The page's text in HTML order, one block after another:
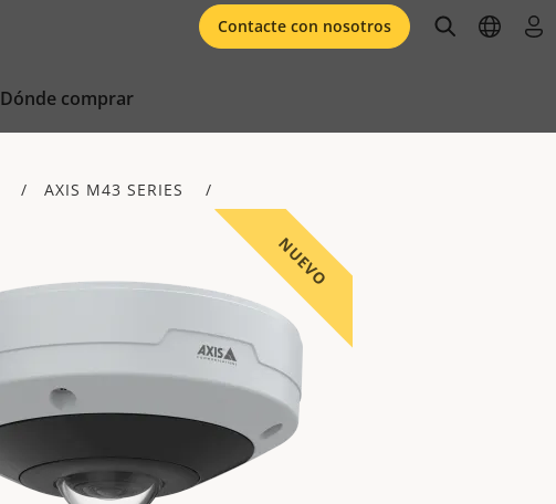
Dónde comprar
Contacte con nosotros openopen
AXIS M43 SERIES
NUEVO